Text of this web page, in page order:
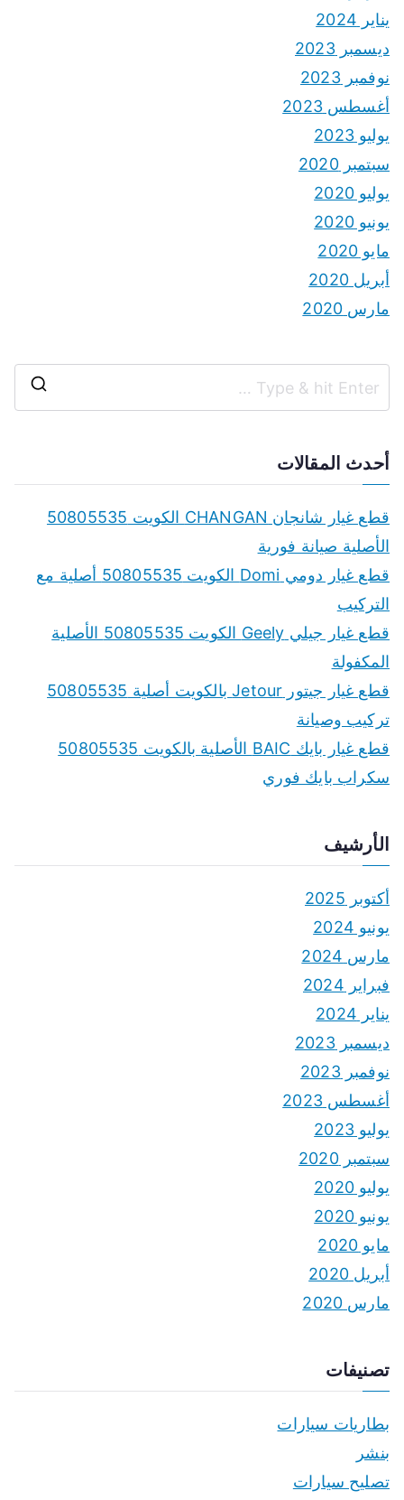
يناير 2024
ديسمبر 2023
نوفمبر 2023
أغسطس 2023
يوليو 2023
سبتمبر 2020
يوليو 2020
يونيو 2020
مايو 2020
أبريل 2020
مارس 2020
r
أحدث المقالات
قطع غيار شانجان CHANGAN الكويت 50805535
الأصلية صيانة فورية
قطع غيار دومي Domi الكويت 50805535 أصلية مع
التركيب
قطع غيار جيلي Geely الكويت 50805535 الأصلية
المكفولة
قطع غيار جيتور Jetour بالكويت أصلية 50805535
تركيب وصيانة
قطع غيار بايك BAIC الأصلية بالكويت 50805535
سكراب بايك فوري
الأرشيف
أكتوبر 2025
يونيو 2024
مارس 2024
فبراير 2024
يناير 2024
ديسمبر 2023
نوفمبر 2023
أغسطس 2023
يوليو 2023
سبتمبر 2020
يوليو 2020
يونيو 2020
مايو 2020
أبريل 2020
مارس 2020
تصنيفات
بطاريات سيارات
بنشر
تصليح سيارات